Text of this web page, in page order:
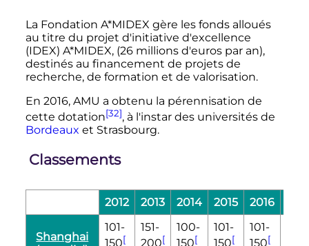
La Fondation A*MIDEX gère les fonds alloués
au titre du projet d'initiative d'excellence
(IDEX) A*MIDEX, (26 millionsd'euros par an),
destinés au financement de projets de
recherche, de formation et de valorisation.
En 2016, AMU a obtenu la pérennisation de
cette dotation[32], à l'instar des universités de
Bordeaux et Strasbourg.
Classements
2012 2013 2014 2015 2016
Shanghai
101-
150[
151-
200[
100-
150[
101-
150[
101-
150[